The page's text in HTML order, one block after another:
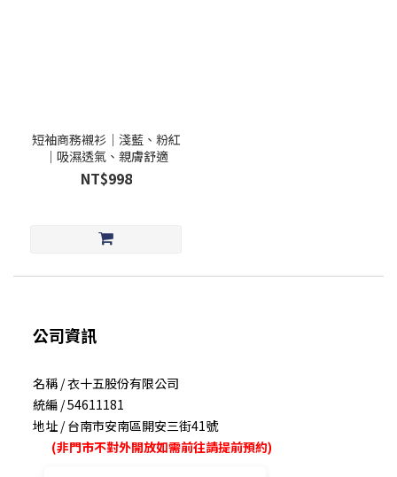
短袖商務襯衫｜淺藍、粉紅
｜吸濕透氣、親膚舒適
NT$998
公司資訊
名稱 / 衣十五股份有限公司
統編 / 54611181
地址 / 台南市安南區開安三街41號
(非門市不對外開放如需前往請提前預約)